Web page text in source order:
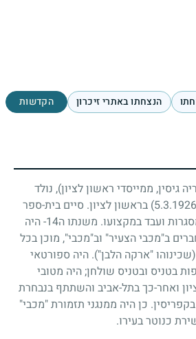
הנצחתו באתרי זיכרון הקדשות
גיסין, ממייסדי ראשון לציון), נולד
בראשון לציון. סיים בית-ספר
ועבד במקצועו. משנתו ה14- היה
ב"מכבי הצעיר" וב"מכבי", מוכן בכל
"ארקה הלבן"). היה ספורטאי
בטניס ובטניס שולחן; היה מטובי
ואחר-כך בתל-אביב והשתתף בנבחרת
כן היה ממנגני תזמורת "מכבי"
כנוטר בעירו.